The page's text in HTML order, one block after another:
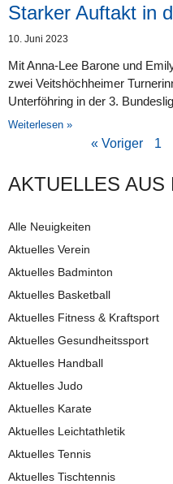
AKTUELLES AUS
Alle Neuigkeiten
Aktuelles Verein
Aktuelles Badminton
Aktuelles Basketball
Aktuelles Fitness & Kraftsport
Aktuelles Gesundheitssport
Aktuelles Handball
Aktuelles Judo
Aktuelles Karate
Aktuelles Leichtathletik
Aktuelles Tennis
Aktuelles Tischtennis
Starker Auftakt in
10. Juni 2023
Mit Anna-Lee Barone und
zwei Veitshöchheimer
Unterföhring in der 3.
Weiterlesen »
« Voriger 1